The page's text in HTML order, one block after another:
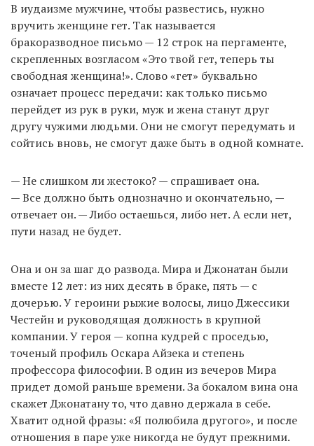
В иудаизме мужчине, чтобы развестись, нужно
вручить женщине гет. Так называется
бракоразводное письмо — 12 строк на пергаменте,
скрепленных возгласом «Это твой гет, теперь ты
свободная женщина!». Слово «гет» буквально
означает процесс передачи: как только письмо
перейдет из рук в руки, муж и жена станут друг
другу чужими людьми. Они не смогут передумать и
сойтись вновь, не смогут даже быть в одной комнате.
— Не слишком ли жестоко? — спрашивает она.
— Все должно быть однозначно и окончательно, —
отвечает он. — Либо остаешься, либо нет. А если нет,
пути назад не будет.
Она и он за шаг до развода. Мира и Джонатан были
вместе 12 лет: из них десять в браке, пять — с
дочерью. У героини рыжие волосы, лицо Джессики
Честейн и руководящая должность в крупной
компании. У героя — копна кудрей с проседью,
точеный профиль Оскара Айзека и степень
профессора философии. В один из вечеров Мира
придет домой раньше времени. За бокалом вина она
скажет Джонатану то, что давно держала в себе.
Хватит одной фразы: «Я полюбила другого», и после
отношения в паре уже никогда не будут прежними.